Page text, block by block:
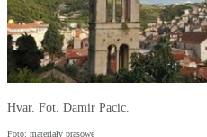
Hvar. Fot. Damir Pacic.
Foto: materiały prasowe